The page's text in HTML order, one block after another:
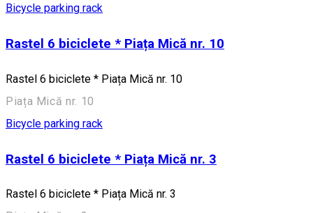
Bicycle parking rack
Rastel 6 biciclete * Piața Mică nr. 10
Rastel 6 biciclete * Piața Mică nr. 10
Piața Mică nr. 10
Bicycle parking rack
Rastel 6 biciclete * Piața Mică nr. 3
Rastel 6 biciclete * Piața Mică nr. 3